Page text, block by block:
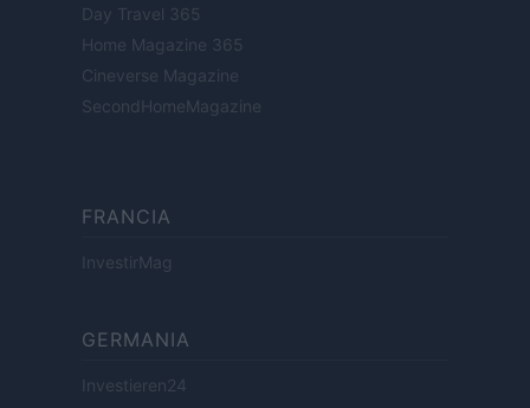
Day Travel 365
Home Magazine 365
Cineverse Magazine
SecondHomeMagazine
FRANCIA
InvestirMag
GERMANIA
Investieren24